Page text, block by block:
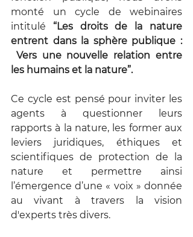
monté un cycle de webinaires
intitulé “Les droits de la nature
entrent dans la sphère publique :
Vers une nouvelle relation entre
les humains et la nature”.
Ce cycle est pensé pour inviter les
agents à questionner leurs
rapports à la nature, les former aux
leviers juridiques, éthiques et
scientifiques de protection de la
nature et permettre ainsi
l’émergence d’une « voix » donnée
au vivant à travers la vision
d'experts très divers.